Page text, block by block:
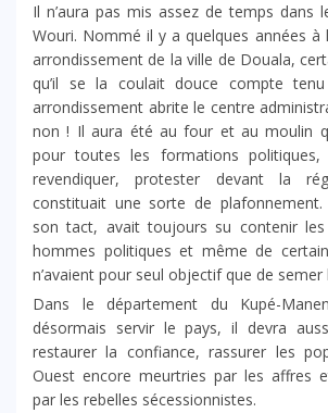
Il n’aura pas mis assez de temps dans
Wouri. Nommé il y a quelques années
arrondissement de la ville de Douala,
qu’il se la coulait douce compte
arrondissement abrite le centre
non ! Il aura été au four et au moulin
pour toutes les formations politiques,
revendiquer, protester devant la
constituait une sorte de plafonnement.
son tact, avait toujours su contenir
hommes politiques et même de
n’avaient pour seul objectif que de semer
Dans le département du Kupé-
désormais servir le pays, il devra
restaurer la confiance, rassurer les
Ouest encore meurtries par les affres
par les rebelles sécessionnistes.